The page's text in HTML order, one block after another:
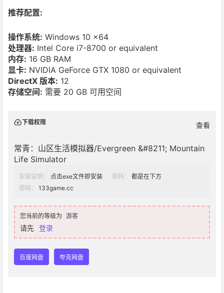
推荐配置:
操作系统: Windows 10 x64
处理器: Intel Core i7-8700 or equivalent
内存: 16 GB RAM
显卡: NVIDIA GeForce GTX 1080 or equivalent
DirectX 版本: 12
存储空间: 需要 20 GB 可用空间
下载权限 查看
常青：山区生活模拟器/Evergreen &#8211; Mountain
Life Simulator
安装说明： 点击exe文件即安装 密码：
都是在下方
密码：
133game.cc
您当前的等级为 游客
请先 登录
百度网盘 夸克网盘